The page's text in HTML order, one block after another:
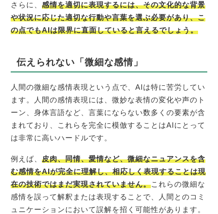
さらに、感情を適切に表現するには、その文化的な背景
や状況に応じた適切な行動や言葉を選ぶ必要があり、こ
の点でもAIは限界に直面していると言えるでしょう。
伝えられない「微細な感情」
人間の微細な感情表現という点で、AIは特に苦労してい
ます。人間の感情表現には、微妙な表情の変化や声のト
ーン、身体言語など、言葉にならない数多くの要素が含
まれており、これらを完全に模倣することはAIにとって
は非常に高いハードルです。
例えば、皮肉、同情、愛情など、微細なニュアンスを含
む感情をAIが完全に理解し、相応しく表現することは現
在の技術ではまだ実現されていません。これらの微細な
感情を誤って解釈または表現することで、人間とのコミ
ュニケーションにおいて誤解を招く可能性があります。